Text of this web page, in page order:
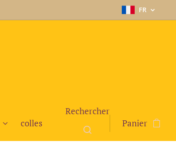
FR
colles
Rechercher
Panier